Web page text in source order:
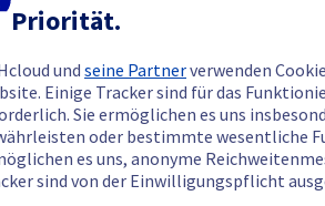
Priorität.
und seine Partnerverwenden
Einige Tracker sind für das
Sie ermöglichen es uns
oder bestimmte wesentliche
es uns, anonyme
sind von der Einwilligungspflicht